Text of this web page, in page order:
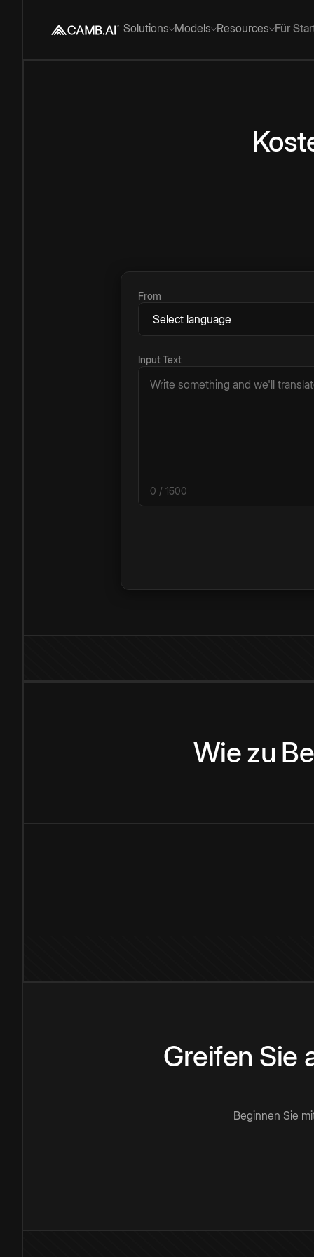
Solutions Models Resources Für
From
Input Text
0 / 1500
Wiezu
Greifen Sie
Beginnen Sie